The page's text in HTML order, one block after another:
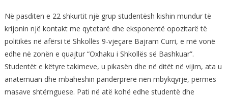
Në pasditen e 22 shkurtit një grup studentësh kishin mundur të
krijonin një kontakt me qytetarë dhe eksponentë opozitarë të
politikës në afërsi të Shkollës 9-vjeçare Bajram Curri, e më vonë
edhe në zonën e quajtur “Oxhaku i Shkollës së Bashkuar”.
Studentët e këtyre takimeve, u pikasën dhe në ditët në vijim, ata u
anatemuan dhe mbaheshin pandërprerë nën mbykqyrje, përmes
masave shtërnguese. Pati në atë kohë edhe studentë dhe